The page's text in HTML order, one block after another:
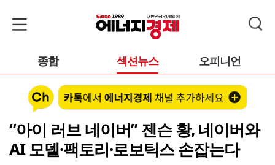
종합 섹션뉴스 오피니언
“아이 러브 네이버” 젠슨 황, 네이버와
AI 모델·팩토리·로보틱스 손잡는다